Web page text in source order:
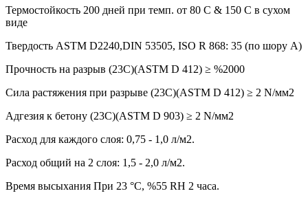
Термостойкость 200 дней при темп. от 80 C & 150 C в сухом
виде
Твердость ASTM D2240,DIN 53505, ISO R 868: 35 (по шору A)
Прочность на разрыв (23C)(ASTM D 412) ≥ %2000
Сила растяжения при разрыве (23C)(ASTM D 412) ≥ 2 N/мм2
Адгезия к бетону (23C)(ASTM D 903) ≥ 2 N/мм2
Расход для каждого слоя: 0,75 - 1,0 л/м2.
Расход общий на 2 слоя: 1,5 - 2,0 л/м2.
Время высыхания При 23 °C, %55 RH 2 часа.